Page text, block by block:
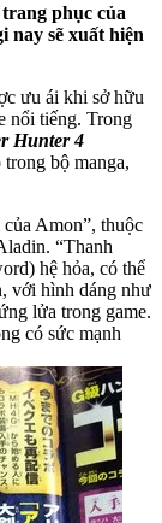
phục của
nay sẽ xuất hiện
ưu ái khi sở hữu
nổi tiếng. Trong
Hunter 4
bộ manga,
Amon”, thuộc
“Thanh
hệ hỏa, có thể
với hình dáng như
lửa trong game.
có sức mạnh